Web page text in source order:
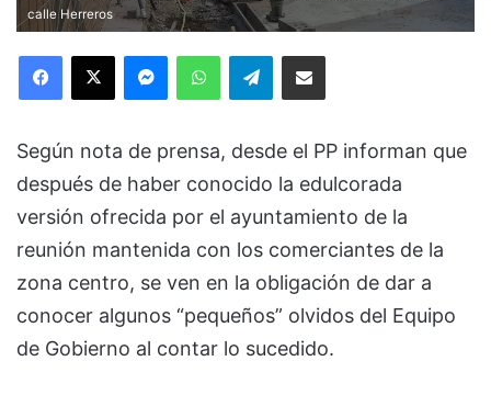
calle Herreros
Telegram
Según nota de prensa, desde el PP informan que
después de haber conocido la edulcorada
versión ofrecida por el ayuntamiento de la
reunión mantenida con los comerciantes de la
zona centro, se ven en la obligación de dar a
conocer algunos “pequeños” olvidos del Equipo
de Gobierno al contar lo sucedido.